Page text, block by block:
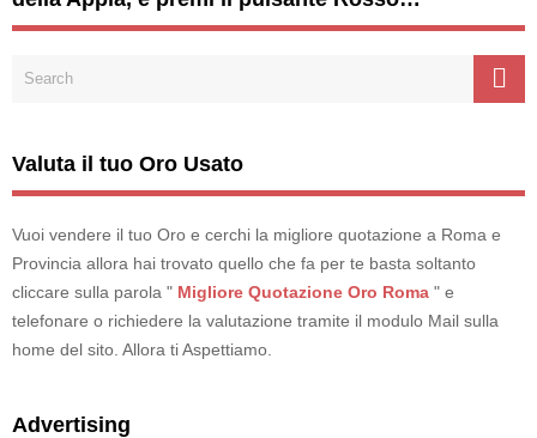
Valuta il tuo Oro Usato
Vuoi vendere il tuo Oro e cerchi la migliore quotazione a Roma e
Provincia allora hai trovato quello che fa per te basta soltanto
cliccare sulla parola " Migliore Quotazione Oro Roma " e
telefonare o richiedere la valutazione tramite il modulo Mail sulla
home del sito. Allora ti Aspettiamo.
Advertising